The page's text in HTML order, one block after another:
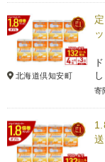
北海道倶知安町
寄